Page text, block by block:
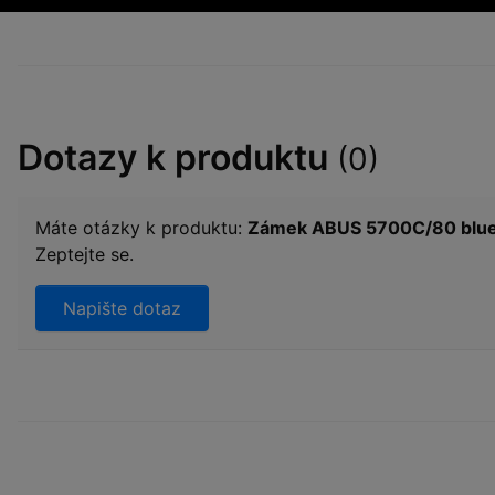
Dotazy k produktu (0)
Máte otázky k produktu: Zámek ABUS 5700C/80
Zeptejte se.
Napište dotaz